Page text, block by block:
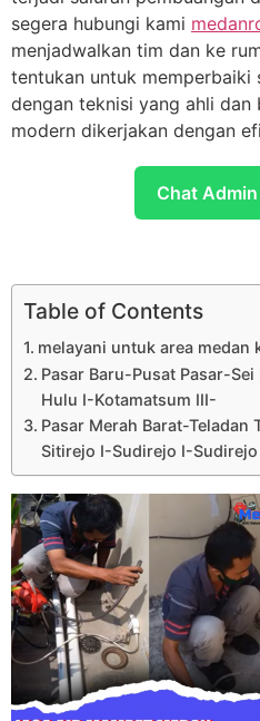
segera hubungi kami
menjadwalkan tim dan ke
tentukan untuk memperbaiki
dengan teknisi yang ahli dan
modern dikerjakan dengan
Chat
Table of Contents
melayani untuk area medan
Pasar Baru-Pusat Pasar-
Hulu I-Kotamatsum III-
Pasar Merah Barat-Teladan
Sitirejo I-Sudirejo I-Sudirejo